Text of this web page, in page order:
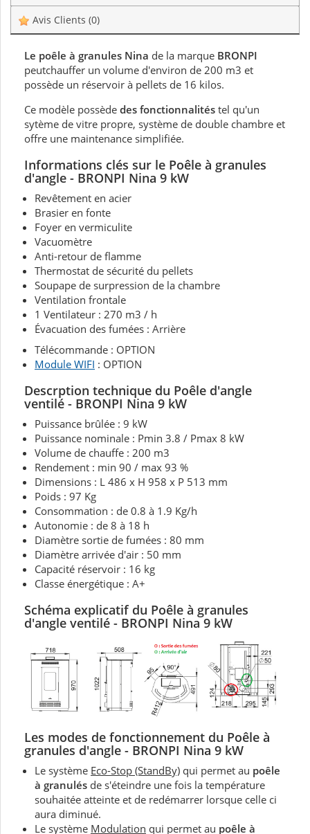
Avis Clients (0)
Le poêle à granules Nina de la marque BRONPI
peutchauffer un volume d'environ de 200 m3 et
possède un réservoir à pellets de 16 kilos.
Ce modèle possède des fonctionnalités tel qu'un
sytème de vitre propre, système de double chambre et
offre une maintenance simplifiée.
Informations clés sur le Poêle à granules
d'angle - BRONPI Nina 9 kW
Revêtement en acier
Brasier en fonte
Foyer en vermiculite
Vacuomètre
Anti-retour de flamme
Thermostat de sécurité du pellets
Soupape de surpression de la chambre
Ventilation frontale
1 Ventilateur : 270 m3 / h
Évacuation des fumées : Arrière
Télécommande : OPTION
Module WIFI : OPTION
Descrption technique du Poêle d'angle
ventilé - BRONPI Nina 9 kW
Puissance brûlée : 9 kW
Puissance nominale : Pmin 3.8 / Pmax 8 kW
Volume de chauffe : 200 m3
Rendement : min 90 / max 93 %
Dimensions : L 486 x H 958 x P 513 mm
Poids : 97 Kg
Consommation : de 0.8 à 1.9 Kg/h
Autonomie : de 8 à 18 h
Diamètre sortie de fumées : 80 mm
Diamètre arrivée d'air : 50 mm
Capacité réservoir : 16 kg
Classe énergétique : A+
Schéma explicatif du Poêle à granules
d'angle ventilé - BRONPI Nina 9 kW
Les modes de fonctionnement du Poêle à
granules d'angle - BRONPI Nina 9 kW
Le système Eco-Stop (StandBy) qui permet au poêle
à granulés de s'éteindre une fois la température
souhaitée atteinte et de redémarrer lorsque celle ci
aura diminué.
Le système Modulation qui permet au poêle à